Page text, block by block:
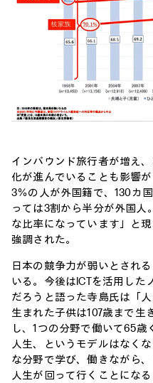
インバウンド旅行者が増え
化が進んでいることも影響
3％の人が外国籍で、130カ
っては3割から半分が外国人
な比率になっています」と
強調された。
日本の競争力が弱いとされ
いる。今後はICTを活用した
だろうと語った寺島氏は「
生まれた子供は107歳まで生
し、1つの分野で働いて65
人生、というモデルはなく
な分野で学び、働きながら
人生が回って行くことにな